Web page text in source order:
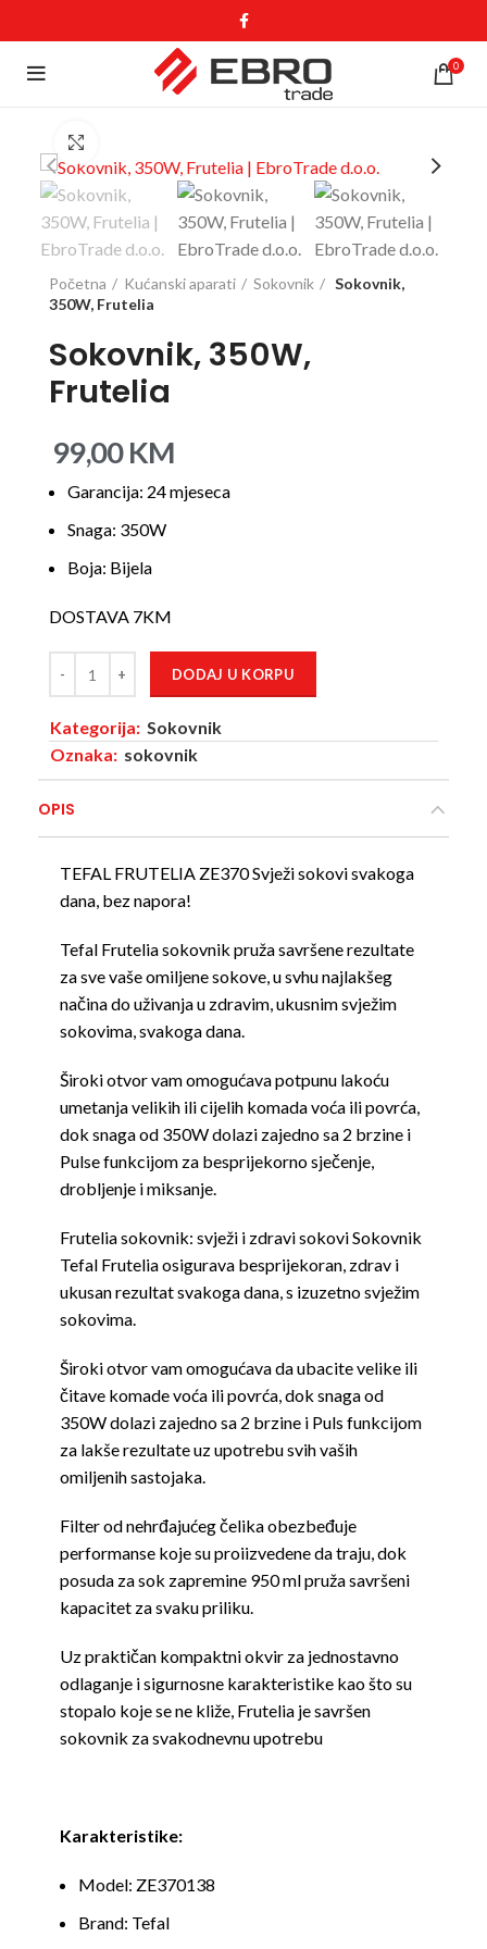
0
Početna Kućanski aparati Sokovnik
Sokovnik,
350W, Frutelia
Sokovnik, 350W,
Frutelia
99,00KM
Garancija: 24 mjeseca
Snaga: 350W
Boja: Bijela
DOSTAVA 7KM
DODAJ U KORPU
Kategorija: Sokovnik
Oznaka: sokovnik
OPIS
TEFAL FRUTELIA ZE370 Svježi sokovi svakoga
dana, bez napora!
Tefal Frutelia sokovnik pruža savršene rezultate
za sve vaše omiljene sokove, u svhu najlakšeg
načina do uživanja u zdravim, ukusnim svježim
sokovima, svakoga dana.
Široki otvor vam omogućava potpunu lakoću
umetanja velikih ili cijelih komada voća ili povrća,
dok snaga od 350W dolazi zajedno sa 2 brzine i
Pulse funkcijom za besprijekorno sječenje,
drobljenje i miksanje.
Frutelia sokovnik: svježi i zdravi sokovi Sokovnik
Tefal Frutelia osigurava besprijekoran, zdrav i
ukusan rezultat svakoga dana, s izuzetno svježim
sokovima.
Široki otvor vam omogućava da ubacite velike ili
čitave komade voća ili povrća, dok snaga od
350W dolazi zajedno sa 2 brzine i Puls funkcijom
za lakše rezultate uz upotrebu svih vaših
omiljenih sastojaka.
Filter od nehrđajućeg čelika obezbeđuje
performanse koje su proiizvedene da traju, dok
posuda za sok zapremine 950 ml pruža savršeni
kapacitet za svaku priliku.
Uz praktičan kompaktni okvir za jednostavno
odlaganje i sigurnosne karakteristike kao što su
stopalo koje se ne kliže, Frutelia je savršen
sokovnik za svakodnevnu upotrebu
Karakteristike:
Model: ZE370138
Brand: Tefal